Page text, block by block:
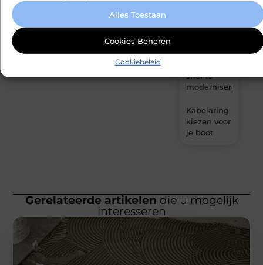
Alles Toestaan
Cookies Beheren
Cookiebeleid
woning in
snel te
moderniseren
Kabelaring
kiezen voor
je boot
Gerelateerde artikelen die u mogelijk
interesseren